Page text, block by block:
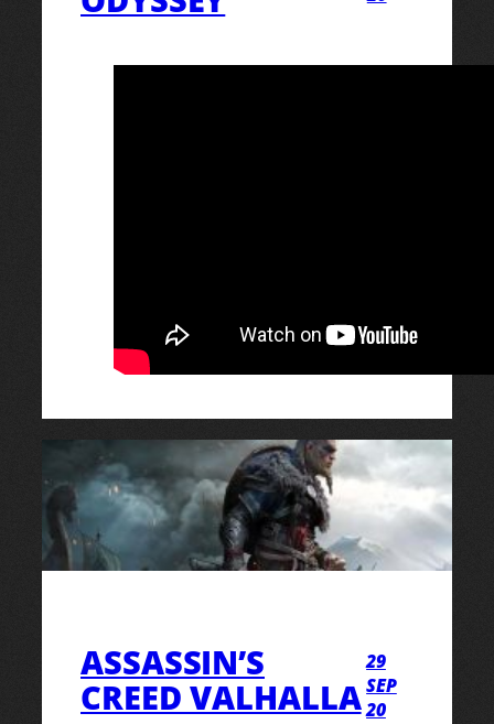
ASSASSIN’S
CREED VALHALLA
29
SEP
20